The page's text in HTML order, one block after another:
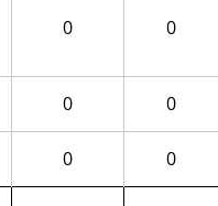
0 0
0 0
0 0